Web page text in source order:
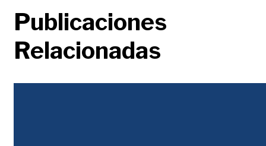
Publicaciones
Relacionadas